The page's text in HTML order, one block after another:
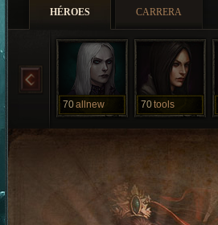
HÉROES CARRERA
70allnew 70tools